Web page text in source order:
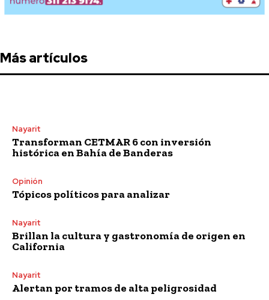
Más artículos
Nayarit
Transforman CETMAR 6 con inversión
histórica en Bahía de Banderas
Opinión
Tópicos políticos para analizar
Nayarit
Brillan la cultura y gastronomía de origen en
California
Nayarit
Alertan por tramos de alta peligrosidad